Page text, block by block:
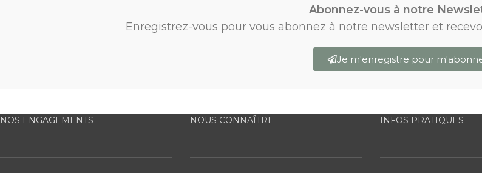
Abonnez-vous à notre
Enregistrez-vous pour vous abonnez à notre newsletter et
Je m'enregistre pour
NOS ENGAGEMENTS NOUS CONNAÎTRE INFOS PRATIQUES